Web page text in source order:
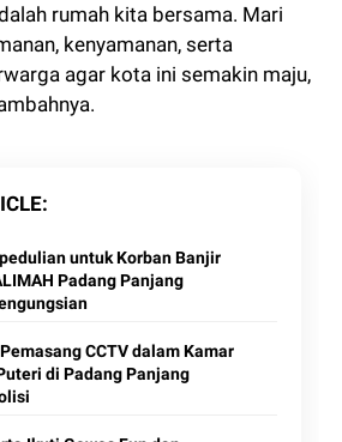
rumah kita bersama. Mari
kenyamanan, serta
agar kota ini semakin maju,
untuk Korban Banjir
Padang Panjang
CCTV dalam Kamar
di Padang Panjang